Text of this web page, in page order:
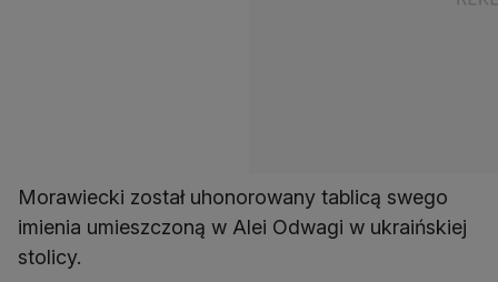
Morawiecki został uhonorowany tablicą swego
imienia umieszczoną w Alei Odwagi w ukraińskiej
stolicy.